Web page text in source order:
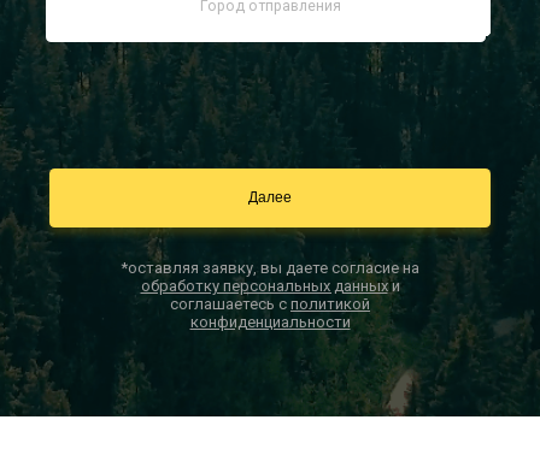
*оставляя заявку, вы даете согласие на
обработку персональных данныхи
соглашаетесь с политикой
конфиденциальности